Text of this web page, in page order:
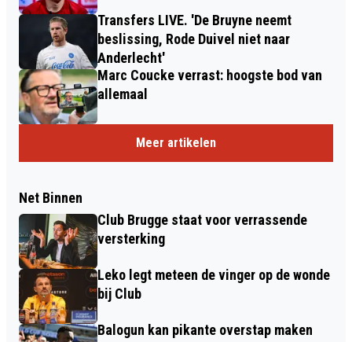
Transfers LIVE. 'De Bruyne neemt
beslissing, Rode Duivel niet naar
Anderlecht'
Marc Coucke verrast: hoogste bod van
allemaal
Meer artikelen
Net Binnen
Club Brugge staat voor verrassende
versterking
Leko legt meteen de vinger op de wonde
bij Club
Balogun kan pikante overstap maken